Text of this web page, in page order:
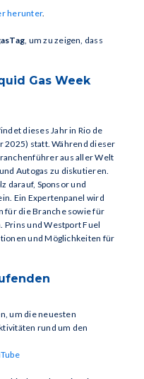
herunter.
, um zu zeigen, dass
Gas Week
dieses Jahr in Rio de
2025) statt. Während dieser
aus aller Welt
Autogas zu diskutieren.
darauf, Sponsor und
Ein Expertenpanel wird
für die Branche sowie für
und Westport Fuel
und Möglichkeiten für
um die neuesten
rund um den